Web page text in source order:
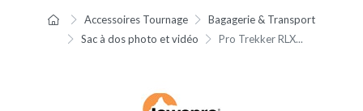
Accessoires Tournage
Bagagerie & Transport
Sac à dos photo et vidéo
Pro Trekker RLX...